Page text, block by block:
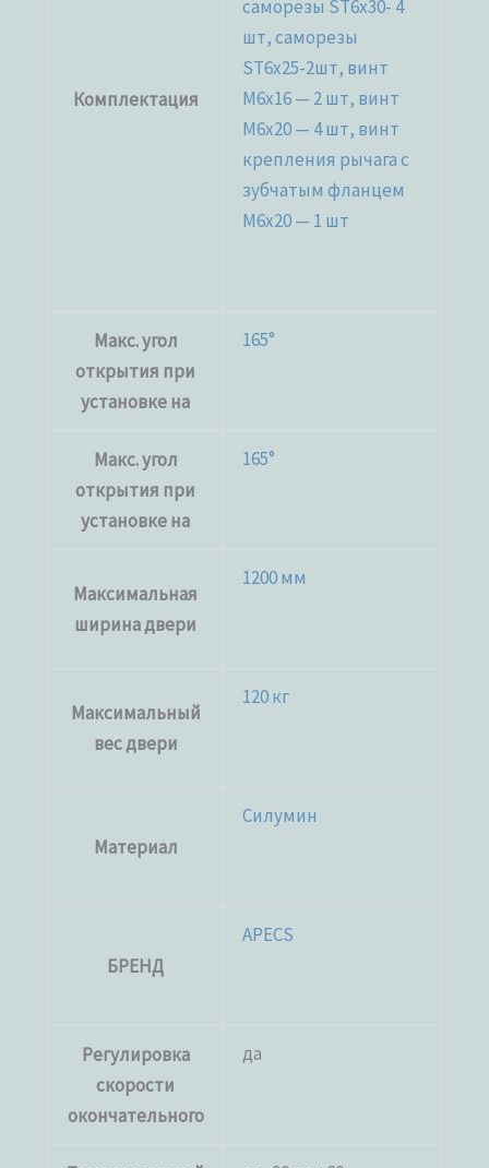
Комплектация
саморезы ST6x30- 4
шт, саморезы
ST6x25-2шт, винт
M6x16 — 2 шт, винт
M6x20 — 4 шт, винт
крепления рычага c
зубчатым фланцем
M6x20 — 1 шт
Макс. угол
открытия при
установке на
165°
Макс. угол
открытия при
установке на
165°
Максимальная
ширина двери
1200 мм
Максимальный
вес двери
120 кг
Материал
Силумин
БРЕНД
APECS
Регулировка
скорости
окончательного
да